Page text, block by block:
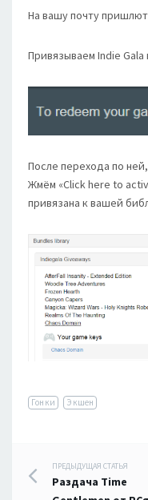
На вашу почту
Привязываем Indie
После перехода по
Жмём «Click here to
привязана к вашей
Гонки Экшен
ПРЕДЫДУЩАЯ СТАТЬЯ
Раздача Time